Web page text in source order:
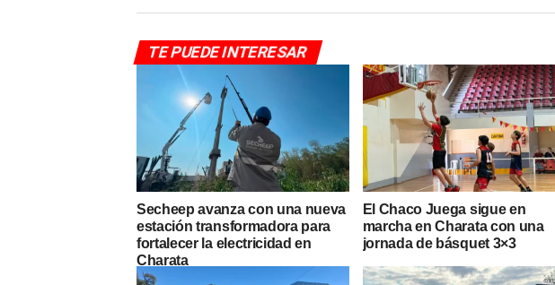
TE PUEDE INTERESAR
Secheep avanza con una nueva
estación transformadora para
fortalecer la electricidad en
Charata
El Chaco Juega sigue en
marcha en Charata con una
jornada de básquet 3×3